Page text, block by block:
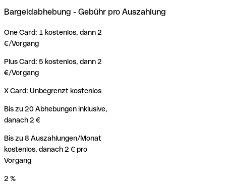
Bargeldabhebung - Gebühr pro Auszahlung
One Card: 1 kostenlos, dann 2
€/Vorgang
Plus Card: 5 kostenlos, dann 2
€/Vorgang
X Card: Unbegrenzt kostenlos
Bis zu 20 Abhebungen inklusive,
danach 2 €
Bis zu 8 Auszahlungen/Monat
kostenlos, danach 2 € pro
Vorgang
2 %